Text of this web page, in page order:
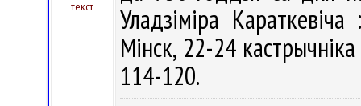
текст
Уладзіміра
Мінск, 22-24
114-120.